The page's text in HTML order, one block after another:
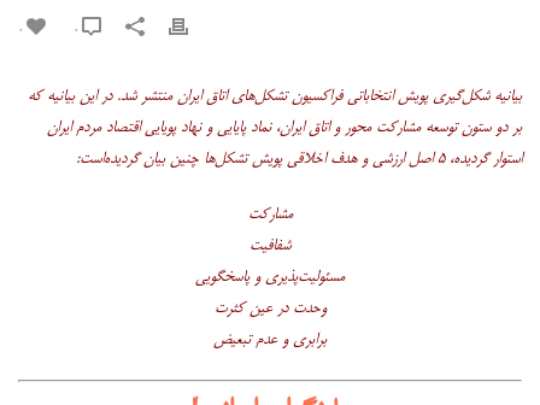
0
بیانیه شکل‌گیری پویش انتخاباتی فراکسیون تشکل‌های اتاق ایران منتشر شد. در این بیانیه که
بر دو ستون توسعه مشارکت محور و اتاق ایران، نماد پایایی و نهاد پویایی اقتصاد مردم ایران
استوار گردیده، ۵ اصل ارزشی و هدف اخلاقی پویش تشکل‌ها چنین بیان گردیده‌است:
مشارکت
شفافیت
مسئولیت‌پذیری و پاسخگویی
وحدت در عین کثرت
برابری و عدم تبعیض